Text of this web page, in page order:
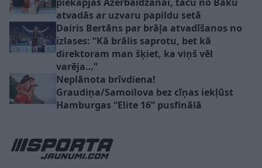
atvadās ar uzvaru papildu setā
Dairis Bertāns par brāļa atvadīšanos no
izlases: “Kā brālis saprotu, bet kā
direktoram man šķiet, ka viņš vēl
varēja…”
Neplānota brīvdiena!
Graudiņa/Samoilova bez cīņas iekļūst
Hamburgas “Elite 16” pusfinālā